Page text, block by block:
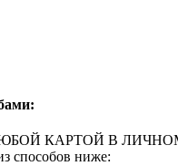
В ЛИЧНОМ
способов ниже: